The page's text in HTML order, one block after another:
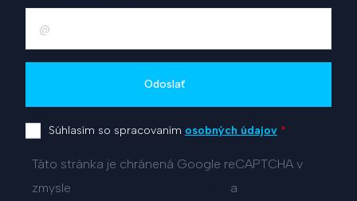
Odoslať
Súhlasím so spracovaním osobných údajov *
Táto stránka je chránená Google reCAPTCHA v
zmysle
a